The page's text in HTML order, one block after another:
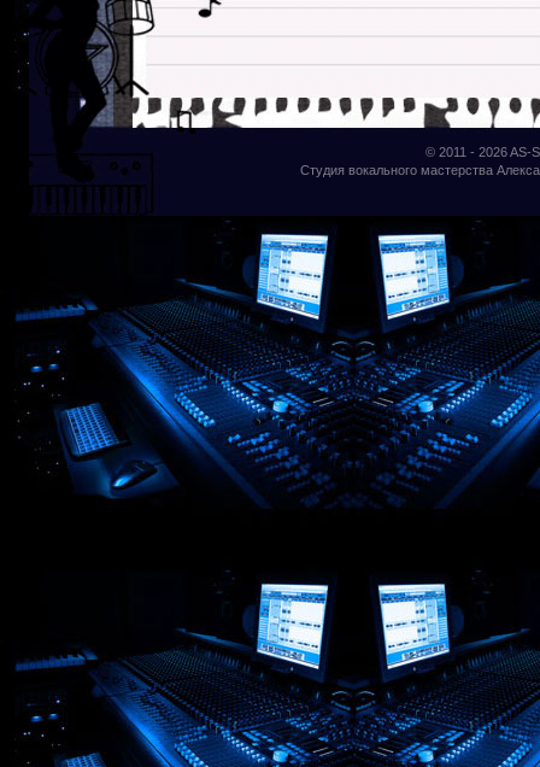
© 2011 - 2026AS-
Студия вокального мастерства